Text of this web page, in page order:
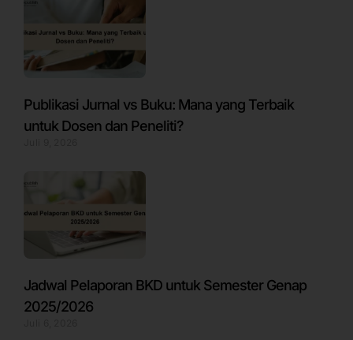
Publikasi Jurnal vs Buku: Mana yang Terbaik
untuk Dosen dan Peneliti?
Jadwal Pelaporan BKD untuk Semester Genap
2025/2026